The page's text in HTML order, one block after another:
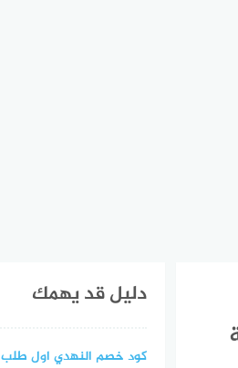
دليل قد يهمك
كود خصم النهدي اول طلب